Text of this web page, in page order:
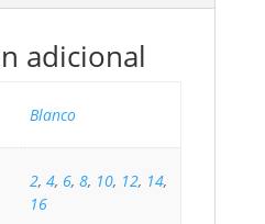
adicional
Blanco
2, 4, 6, 8, 10, 12, 14,
16